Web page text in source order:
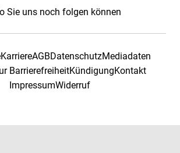
Sie uns noch folgen können
KarriereAGBDatenschutzMediadaten
BarrierefreiheitKündigungKontakt
ImpressumWiderruf